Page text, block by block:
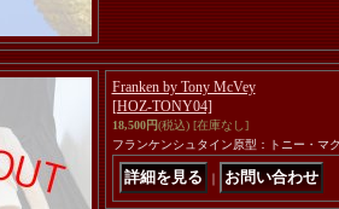
Franken by Tony McVey
[HOZ-TONY04]
18,500円(税込) [在庫なし]
フランケンシュタイン原型：トニー・マ
｜